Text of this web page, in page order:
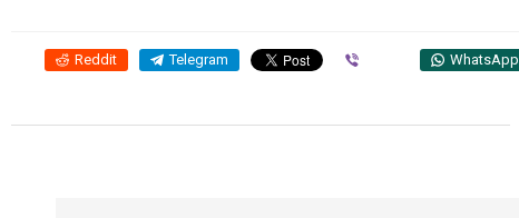
Reddit Telegram WhatsApp